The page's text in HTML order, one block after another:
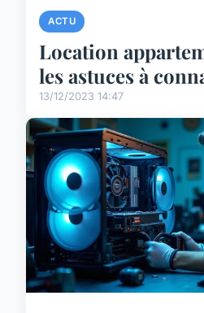
ACTU
Location
les astuces à
13/12/2023 14:47